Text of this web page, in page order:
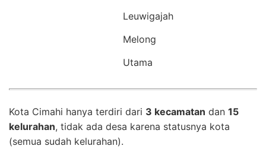
Leuwigajah
Melong
Utama
Kota Cimahi hanya terdiri dari 3 kecamatan dan 15
kelurahan, tidak ada desa karena statusnya kota
(semua sudah kelurahan).